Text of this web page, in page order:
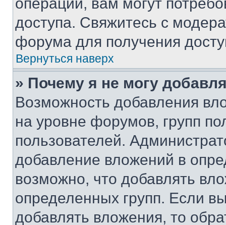
доступа. Свяжитесь с
форума для получения
Вернуться наверх
» Почему я не могу
Возможность добавления
на уровне форумов, групп
пользователей.
добавление вложений в
возможно, что добавлять
определенных групп. Если
добавлять вложения, то